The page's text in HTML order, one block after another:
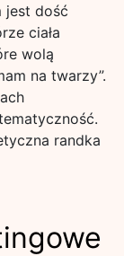
jest dość
ciała
wolą
na twarzy”.
randka